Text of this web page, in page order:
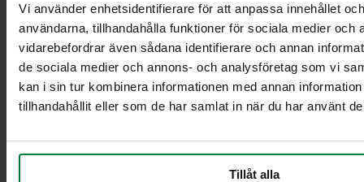
Vi använder enhetsidentifierare för att anpassa innehållet
användarna, tillhandahålla funktioner för sociala medier och
vidarebefordrar även sådana identifierare och annan
de sociala medier och annons- och analysföretag som vi
kan i sin tur kombinera informationen med annan
tillhandahållit eller som de har samlat in när du har använt
Tillåt alla
Kuutonen plus
Nelikko
Nelikko plus
Seitsikko
Seitsikko plus
Viitonen
Lajitteluvaunut